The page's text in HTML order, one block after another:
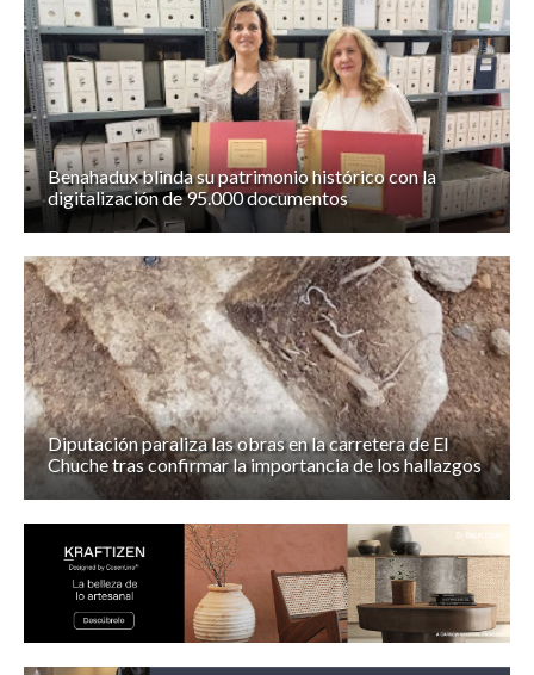
Benahadux blinda su patrimonio histórico con la
digitalización de 95.000 documentos
Diputación paraliza las obras en la carretera de El
Chuche tras confirmar la importancia de los hallazgos